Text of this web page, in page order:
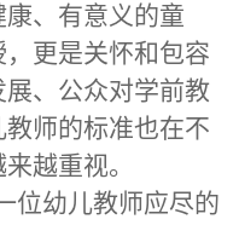
、有意义的童
更是关怀和包容
、公众对学前教
师的标准也在不
越重视。
位幼儿教师应尽的